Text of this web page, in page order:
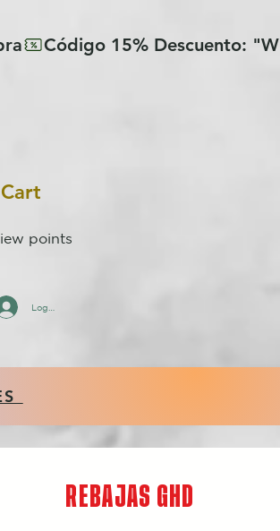
Cart
points
Log In
REBAJAS GHD